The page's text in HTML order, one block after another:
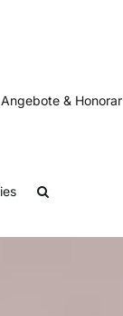
Angebote & Honorar